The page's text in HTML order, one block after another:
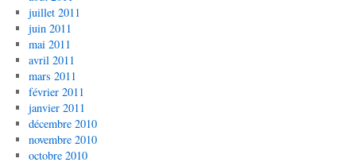
juillet 2011
juin 2011
mai 2011
avril 2011
mars 2011
février 2011
janvier 2011
décembre 2010
novembre 2010
octobre 2010